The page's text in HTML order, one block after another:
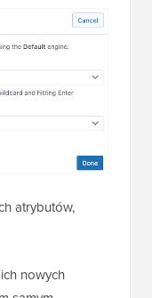
atrybutów,
nowych